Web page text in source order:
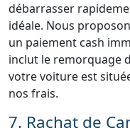
débarrasser
idéale. Nous
un paiement cash
inclut le remorquage
votre voiture est
nos frais.
7. Rachat de